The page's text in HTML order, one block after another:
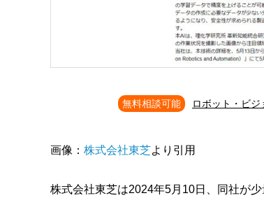
無料相談可能 ロボット・ビ
画像： 株式会社東芝より引用
株式会社東芝は2024年5月10日、同社が